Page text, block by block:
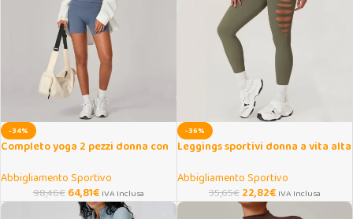
-34%
Completo yoga 2 pezzi donna con
Abbigliamento Sportivo
98,46€ 64,81€ IVA Inclusa
-36%
Leggings sportivi donna a vita alta
Abbigliamento Sportivo
35,65€ 22,82€ IVA Inclusa